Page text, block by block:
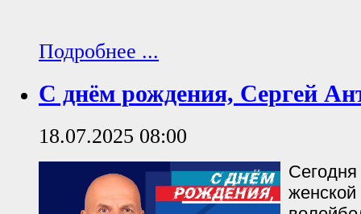
Подробнее ...
С днём рождения, Сергей
18.07.2025 08:00